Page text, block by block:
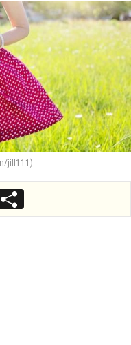
jill111)